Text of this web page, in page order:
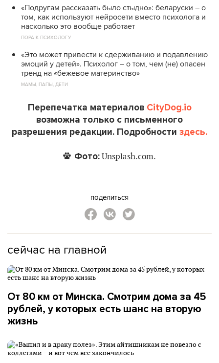
«Подругам рассказать было стыдно»: беларуски – о
том, как используют нейросети вместо психолога и
насколько это вообще работает
ПОРА К ПСИХОЛОГУ
«Это может привести к сдерживанию и подавлению
эмоций у детей». Психолог – о том, чем (не) опасен
тренд на «бежевое материнство»
МАМЫ, ПАПЫ, ДЕТИ
Перепечатка материалов CityDog.io
возможна только с письменного
разрешения редакции. Подробности здесь.
Фото: Unsplash.com.
поделиться
сейчас на главной
От 80 км от Минска. Смотрим дома за 45
рублей, у которых есть шанс на вторую
жизнь